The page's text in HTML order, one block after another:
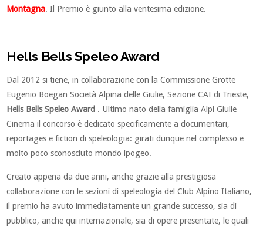
Montagna. Il Premio è giunto alla ventesima edizione.
Hells Bells Speleo Award
Dal 2012 si tiene, in collaborazione con la Commissione Grotte
Eugenio Boegan Società Alpina delle Giulie, Sezione CAI di Trieste,
Hells Bells Speleo Award . Ultimo nato della famiglia Alpi Giulie
Cinema il concorso è dedicato specificamente a documentari,
reportages e fiction di speleologia: girati dunque nel complesso e
molto poco sconosciuto mondo ipogeo.
Creato appena da due anni, anche grazie alla prestigiosa
collaborazione con le sezioni di speleologia del Club Alpino Italiano,
il premio ha avuto immediatamente un grande successo, sia di
pubblico, anche qui internazionale, sia di opere presentate, le quali